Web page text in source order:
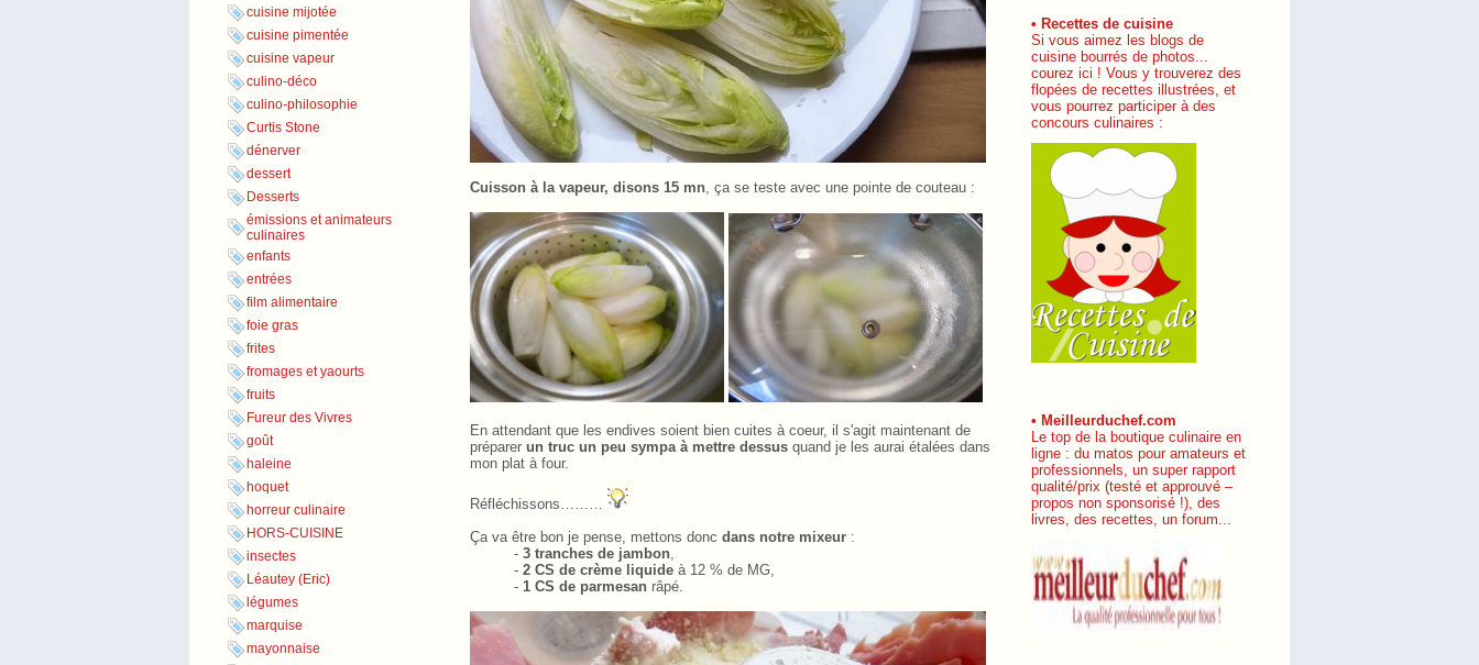
cuisine mijotée
cuisine pimentée
cuisine vapeur
culino-déco
culino-philosophie
Curtis Stone
dénerver
dessert
Desserts
émissions et animateurs
culinaires
enfants
entrées
film alimentaire
foie gras
frites
fromages et yaourts
fruits
Fureur des Vivres
goût
haleine
hoquet
horreur culinaire
HORS-CUISINE
insectes
Léautey (Eric)
légumes
marquise
mayonnaise
Cuisson à la vapeur, disons 15 mn , ça se teste avec une pointe de couteau :
En attendant que les endives soient bien cuites à coeur, il s'agit maintenant de
préparer un truc un peu sympa à mettre dessus quand je les aurai étalées dans
mon plat à four.
Réfléchissons………
Ça va être bon je pense, mettons donc dans notre mixeur :
- 3 tranches de jambon
- 2 CS de crème liquide à 12 % de MG,
- 1 CS de parmesan râpé.
• Recettes de cuisine
Si vous aimez les blogs de
cuisine bourrés de photos...
courez ici ! Vous y trouverez des
flopées de recettes illustrées, et
vous pourrez participer à des
concours culinaires :
• Meilleurduchef.com
Le top de la boutique culinaire en
ligne : du matos pour amateurs et
professionnels, un super rapport
qualité/prix (testé et approuvé –
propos non sponsorisé !), des
livres, des recettes, un forum...